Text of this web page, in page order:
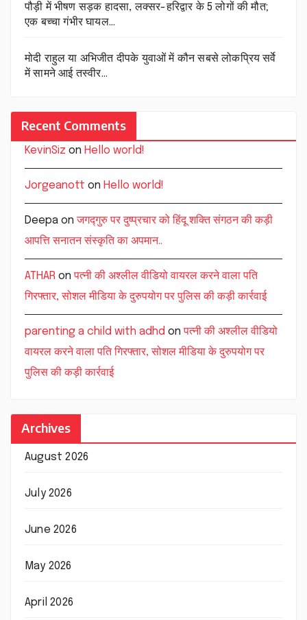
पौड़ी में भीषण सड़क हादसा, लक्सर-हरिद्वार के 5 लोगों की मौत;
एक बच्चा गंभीर घायल…
मोदी राहुल या अभिजीत दीपके युवाओं में कौन सबसे लोकप्रिय सर्वे
में सामने आई तस्वीर…
Recent Comments
KevinSiz on Hello world!
Jorgeanott on Hello world!
Deepa onजगद्गुरु पर दुष्प्रचार को हिंदू शक्ति संगठन की कड़ी
आपत्ति सनातन संस्कृति का अपमान..
ATHAR onपत्नी की अश्लील वीडियो वायरल करने वाला पति
गिरफ्तार, सोशल मीडिया के दुरुपयोग पर पुलिस की कड़ी कार्रवाई
parenting a child with adhd onपत्नी की अश्लील वीडियो
वायरल करने वाला पति गिरफ्तार, सोशल मीडिया के दुरुपयोग पर
पुलिस की कड़ी कार्रवाई
Archives
August 2026
July 2026
June 2026
May 2026
April 2026